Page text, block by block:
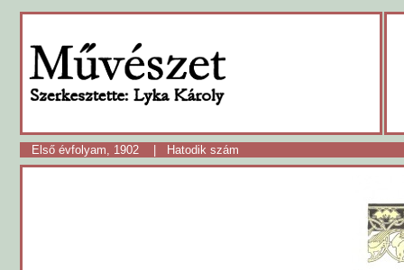
Első évfolyam, 1902 Hatodik szám